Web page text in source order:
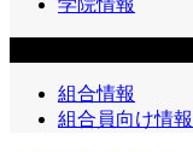
を
探
学院情報
組合情報
組合員向け情報